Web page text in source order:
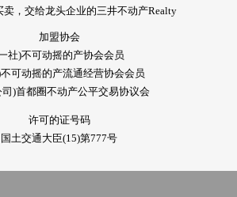
卖，交给龙头企业的三井不动产Realty
加盟协会
社)不可动摇的产协会会员
可动摇的产流通经营协会会员
司)首都圈不动产公平交易协议会
许可的证号码
国土交通大臣(15)第777号